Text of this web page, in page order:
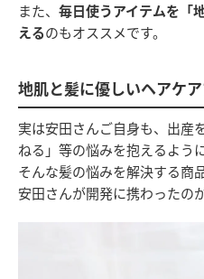
また、 毎日使うアイテムを「
えるのもオススメです。
地肌と髪に優しいヘアケ
実は安田さんご自身も、出産
ねる」等の悩みを抱えるよう
そんな髪の悩みを解決する商
安田さんが開発に携わったの